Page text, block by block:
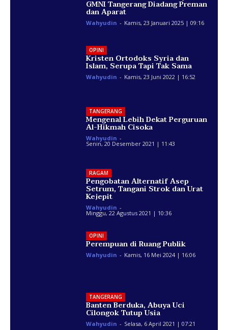
GMNI Tangerang Diadang Preman
dan Aparat
Wahyudin - Kamis, 23 Januari 2025 | 09:16
OPINI
Kristen Ortodoks Syria dan
Islam, Serupa Tapi Tak Sama
Wahyudin - Kamis, 23 Juni 2022 | 16:52
TANGERANG
Mengenal Lebih Dekat Perguruan
Al-Hikmah Cisoka
Wahyudin -
Senin, 20 Desember 2021 | 11:43
RAGAM
Pengobatan Alternatif Asep
Setrum, Tangani Strok dan Urat
Kejepit
Wahyudin -
Minggu, 22 Agustus 2021 | 10:36
OPINI
Perempuan di Ruang Publik
Wahyudin - Kamis, 16 Mei 2024 | 16:06
TANGERANG
Banten Berduka, Abuya Uci
Cilongok Tutup Usia
Wahyudin - Selasa, 6 April 2021 | 07:21